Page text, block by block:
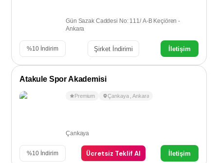
Gün Sazak Caddesi No: 111/ A-B Keçiören -
Ankara
%10 İndirim Şirket İndirimi İletişim
Atakule Spor Akademisi
Premium Çankaya ,Ankara
Çankaya
%10 İndirim Ücretsiz Teklif Al İletişim